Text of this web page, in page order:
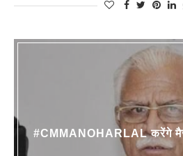
#CMMANOHARLAL करेंगे